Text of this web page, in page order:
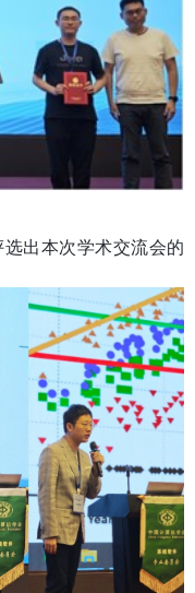
出本次学术交流会的